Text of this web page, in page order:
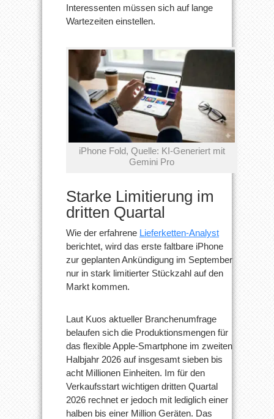
Interessenten müssen sich auf lange
Wartezeiten einstellen.
iPhone Fold, Quelle: KI-Generiert mit
Gemini Pro
Starke Limitierung im
dritten Quartal
Wie der erfahrene Lieferketten-Analyst
berichtet, wird das erste faltbare iPhone
zur geplanten Ankündigung im September
nur in stark limitierter Stückzahl auf den
Markt kommen.
Laut Kuos aktueller Branchenumfrage
belaufen sich die Produktionsmengen für
das flexible Apple-Smartphone im zweiten
Halbjahr 2026 auf insgesamt sieben bis
acht Millionen Einheiten. Im für den
Verkaufsstart wichtigen dritten Quartal
2026 rechnet er jedoch mit lediglich einer
halben bis einer Million Geräten. Das